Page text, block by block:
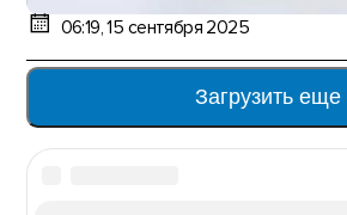
06:19, 15 сентября 2025
Загрузить еще